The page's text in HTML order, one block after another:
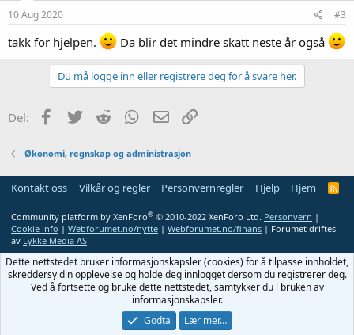
10 Aug 2020 #3
takk for hjelpen. Da blir det mindre skatt neste år også
Du må logge inn eller registrere deg for å svare her.
Del: Facebook
Twitter Reddit WhatsApp
E-post
Økonomi, regnskap og administrasjon
Kontakt oss Vilkår og regler Personvernregler Hjelp Hjem
R
Community platform by XenForo® © 2010-2022 XenForo Ltd. Personvern |
Cookie info | Webforumet.no/nytte | Webforumet.no/finans | Forumet driftes
av Lykke Media AS
Dette nettstedet bruker informasjonskapsler (cookies) for å tilpasse innholdet,
skreddersy din opplevelse og holde deg innlogget dersom du registrerer deg.
Ved å fortsette og bruke dette nettstedet, samtykker du i bruken av
informasjonskapsler.
Godta
Lær mer…